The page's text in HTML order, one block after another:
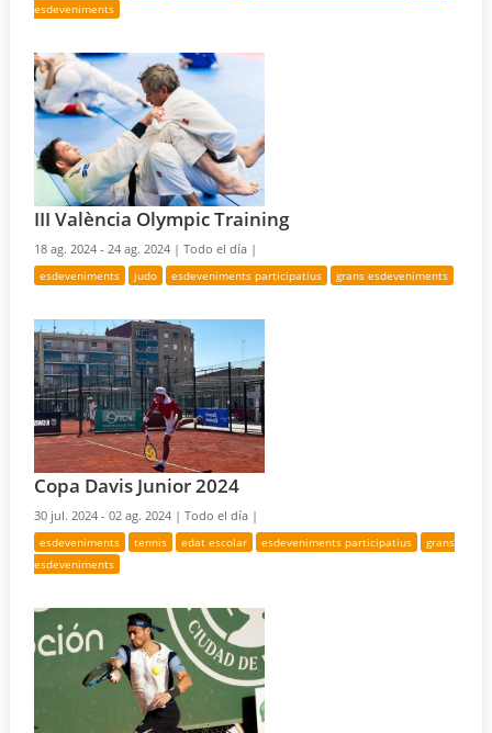
esdeveniments
III València Olympic Training
18 ag. 2024 - 24 ag. 2024 |Todo el día |
esdeveniments judo esdeveniments participatius grans esdeveniments
Copa Davis Junior 2024
30 jul. 2024 - 02 ag. 2024 |Todo el día |
esdeveniments tennis edat escolar esdeveniments participatius
grans
esdeveniments